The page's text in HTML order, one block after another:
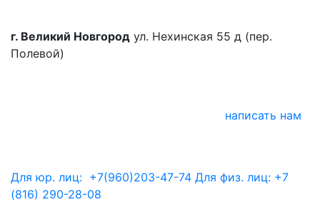
г. Великий Новгород ул. Нехинская 55 д (пер.
Полевой)
написать нам
Для юр. лиц: +7(960)203-47-74 Для физ. лиц: +7
(816) 290-28-08